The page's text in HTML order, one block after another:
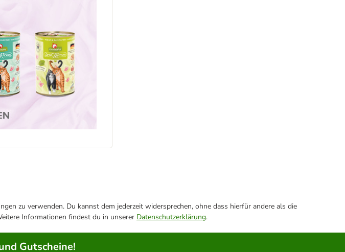
zu verwenden. Du kannst dem jederzeit widersprechen, ohne dass hierfür andere als die
Informationen findest du in unserer Datenschutzerklärung.
Gutscheine!